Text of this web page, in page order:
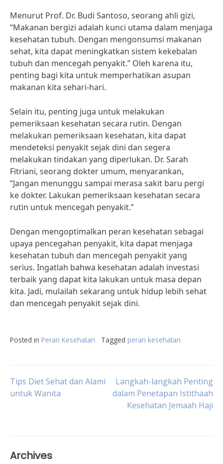
Menurut Prof. Dr. Budi Santoso, seorang ahli gizi,
“Makanan bergizi adalah kunci utama dalam menjaga
kesehatan tubuh. Dengan mengonsumsi makanan
sehat, kita dapat meningkatkan sistem kekebalan
tubuh dan mencegah penyakit.” Oleh karena itu,
penting bagi kita untuk memperhatikan asupan
makanan kita sehari-hari.
Selain itu, penting juga untuk melakukan
pemeriksaan kesehatan secara rutin. Dengan
melakukan pemeriksaan kesehatan, kita dapat
mendeteksi penyakit sejak dini dan segera
melakukan tindakan yang diperlukan. Dr. Sarah
Fitriani, seorang dokter umum, menyarankan,
“Jangan menunggu sampai merasa sakit baru pergi
ke dokter. Lakukan pemeriksaan kesehatan secara
rutin untuk mencegah penyakit.”
Dengan mengoptimalkan peran kesehatan sebagai
upaya pencegahan penyakit, kita dapat menjaga
kesehatan tubuh dan mencegah penyakit yang
serius. Ingatlah bahwa kesehatan adalah investasi
terbaik yang dapat kita lakukan untuk masa depan
kita. Jadi, mulailah sekarang untuk hidup lebih sehat
dan mencegah penyakit sejak dini.
Posted in Peran Kesehatan Tagged peran kesehatan
Post
Tips Diet Sehat dan Alami
untuk Wanita
Langkah-langkah Penting
dalam Penetapan Istithaah
Kesehatan Jemaah Haji
Archives